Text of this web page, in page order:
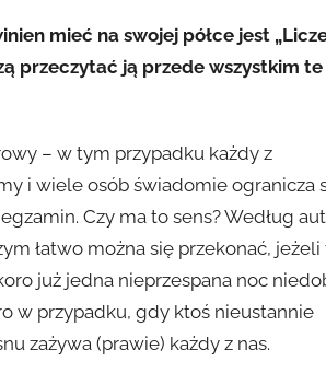
mieć na swojej półce jest
przeczytać ją przede wszystkim te
– w tym przypadku każdy z
i wiele osób świadomie ogranicza
Czy ma to sens? Według
łatwo można się przekonać,
już jedna nieprzespana noc
w przypadku, gdy ktoś nieustannie
zażywa (prawie) każdy z nas.